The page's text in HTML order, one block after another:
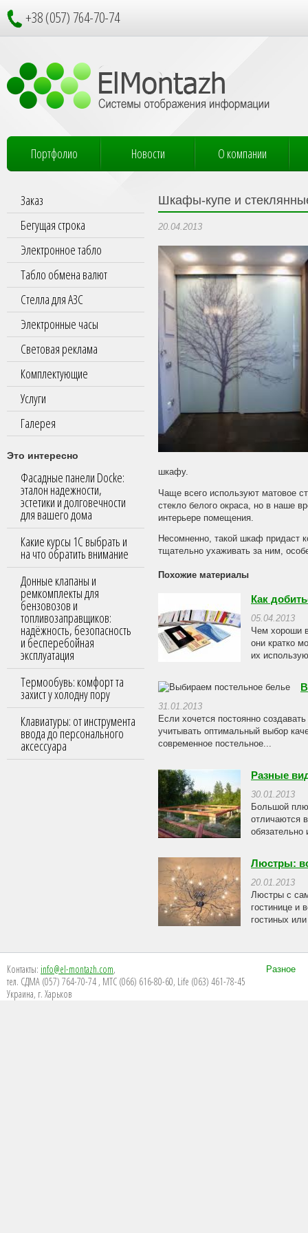
+38 (057) 764-70-74
Портфолио Новости О компании
Заказ
Бегущая строка
Электронное табло
Табло обмена валют
Стелла для АЗС
Электронные часы
Световая реклама
Комплектующие
Услуги
Галерея
Это интересно
Фасадные панели Docke:
эталон надежности,
эстетики и долговечности
для вашего дома
Какие курсы 1С выбрать и
на что обратить внимание
Донные клапаны и
ремкомплекты для
бензовозов и
топливозаправщиков:
надёжность, безопасность
и бесперебойная
эксплуатация
Термообувь: комфорт та
захист у холодну пору
Клавиатуры: от инструмента
ввода до персонального
аксессуара
Шкафы-купе и
20.04.2013
шкафу.
Чаще всего используют матовое
стекло белого окраса, но в наше
интерьере помещения.
Несомненно, такой шкаф придаст
тщательно ухаживать за ним,
Похожие материалы
Как
05.04.2013
Чем хороши
они кратко
их
31.01.2013
Если хочется постоянно
учитывать оптимальный выбор
современное постельное...
Разные
30.01.2013
Большой
отличаются
обязательно
Люстры:
20.01.2013
Люстры с
гостинице и
гостиных
Контакты: info@el-montazh.com,
тел. СДМА (057) 764-70-74 , МТС (066) 616-80-60, Life (063) 461-78-45
Украина, г. Харьков
Разное